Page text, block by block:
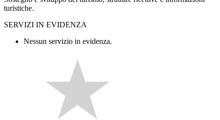
turistiche.
SERVIZI IN EVIDENZA
Nessun servizio in evidenza.